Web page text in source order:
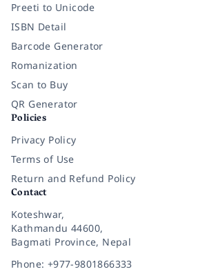
Preeti to Unicode
ISBN Detail
Barcode Generator
Romanization
Scan to Buy
QR Generator
Policies
Privacy Policy
Terms of Use
Return and Refund Policy
Contact
Koteshwar,
Kathmandu 44600,
Bagmati Province, Nepal
Phone: +977-9801866333